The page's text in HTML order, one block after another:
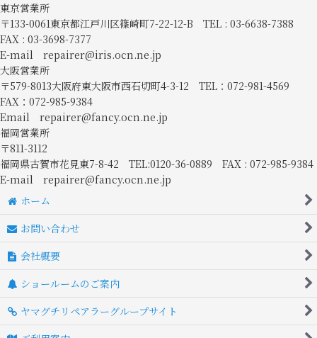
東京営業所
〒133-0061東京都江戸川区篠崎町7-22-12-B TEL : 03-6638-7388
FAX : 03-3698-7377
E-mail repairer@iris.ocn.ne.jp
大阪営業所
〒579-8013大阪府東大阪市西石切町4-3-12 TEL：072-981-4569
FAX：072-985-9384
Email repairer@fancy.ocn.ne.jp
福岡営業所
〒811-3112
福岡県古賀市花見東7-8-42 TEL:0120-36-0889 FAX : 072-985-9384
E-mail repairer@fancy.ocn.ne.jp
ホーム
お問い合わせ
会社概要
ショールームのご案内
ヤマグチリペアラーグループサイト